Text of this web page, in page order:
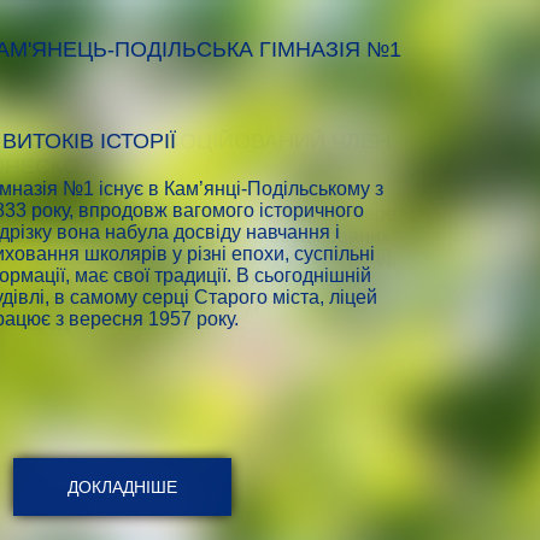
ПОДІЛЬСЬКА ГІМНАЗІЯ №1
ІСТОРІЇ
№1 існує в Кам’янці-Подільському з
року, впродовж вагомого історичного
вона набула досвіду навчання і
школярів у різні епохи, суспільні
має свої традиції. В сьогоднішній
в самому серці Старого міста, ліцей
з вересня 1957 року.
ДОКЛАДНІШЕ
№1 – АСОЦІЙОВАНИЙ ЧЛЕН
навчальний заклад, що бере
у міжнародному Проекті асоційованих
ЮНЕСКО (започаткованому у 1953 році),
якого направлена на посилення
етичних, культурних та
аспектів освіти.
ДОКЛАДНІШЕ
№1 – ШКОЛА ДИТЯЧОЇ
навчальний заклад
та розширює зв’язки з багатьма
світу (Болгарія, Німеччина, Польща,
Угорщина, Норвегія,
Хорватія, Австрія, Франція, Румунія).
ДОКЛАДНІШЕ